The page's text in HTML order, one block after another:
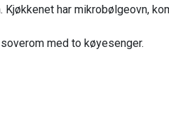
har mikrobølgeovn,
med to køyesenger.